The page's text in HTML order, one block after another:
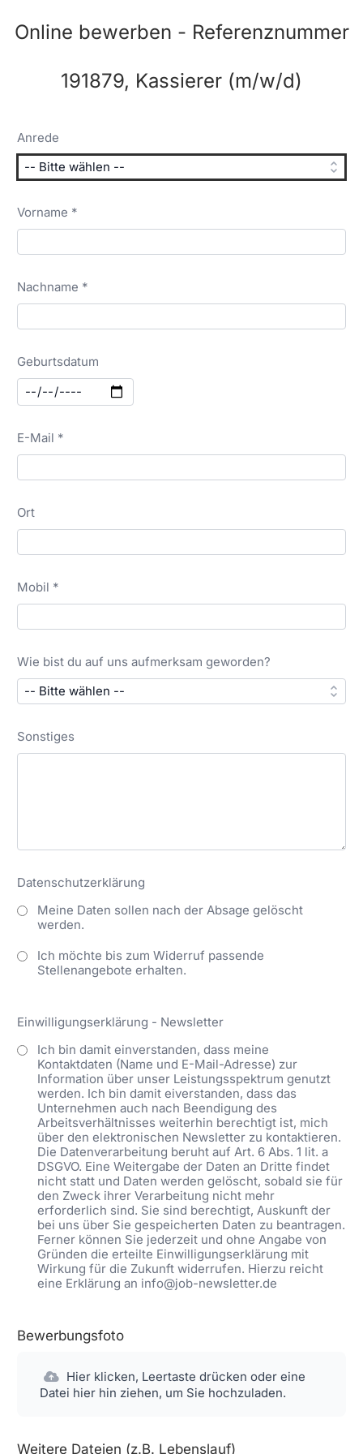
Online bewerben - Referenznummer
191879, Kassierer (m/w/d)
Anrede
Vorname *
Nachname *
Geburtsdatum
E-Mail *
Ort
Mobil *
Wie bist du auf uns aufmerksam geworden?
Sonstiges
Datenschutzerklärung
Meine Daten sollen nach der Absage gelöscht
werden.
Ich möchte bis zum Widerruf passende
Stellenangebote erhalten.
Einwilligungserklärung - Newsletter
Ich bin damit einverstanden, dass meine
Kontaktdaten (Name und E-Mail-Adresse) zur
Information über unser Leistungsspektrum genutzt
werden. Ich bin damit eiverstanden, dass das
Unternehmen auch nach Beendigung des
Arbeitsverhältnisses weiterhin berechtigt ist, mich
über den elektronischen Newsletter zu kontaktieren.
Die Datenverarbeitung beruht auf Art. 6 Abs. 1 lit. a
DSGVO. Eine Weitergabe der Daten an Dritte findet
nicht statt und Daten werden gelöscht, sobald sie für
den Zweck ihrer Verarbeitung nicht mehr
erforderlich sind. Sie sind berechtigt, Auskunft der
bei uns über Sie gespeicherten Daten zu beantragen.
Ferner können Sie jederzeit und ohne Angabe von
Gründen die erteilte Einwilligungserklärung mit
Wirkung für die Zukunft widerrufen. Hierzu reicht
eine Erklärung an info@job-newsletter.de
Bewerbungsfoto
Hier klicken, Leertaste drücken oder eine
Datei hier hin ziehen, um Sie hochzuladen.
Weitere Dateien (z.B. Lebenslauf)